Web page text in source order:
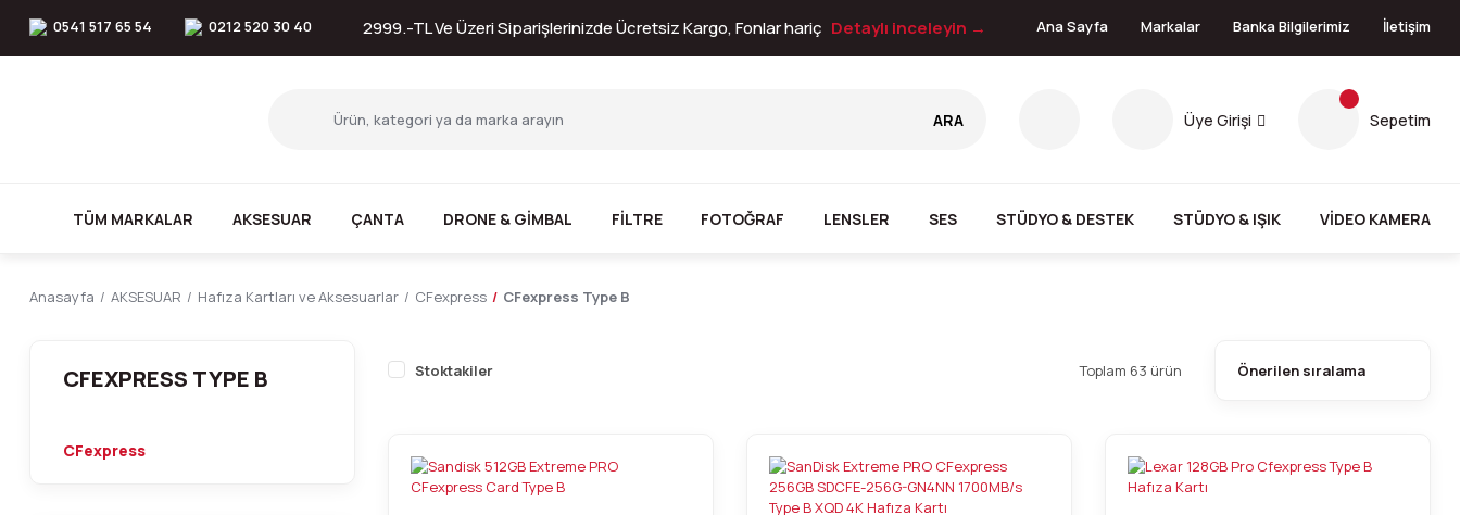
0541 517 65 54 0212 520 30 40 2999.-TL Ve Üzeri Siparişlerinizde Ücretsiz Kargo, Fonlar hariç Detaylı inceleyin → Ana Sayfa Markalar Banka Bilgilerimiz İletişim
ARA Üye Girişi Sepetim
TÜM MARKALAR AKSESUAR ÇANTA DRONE & GİMBAL FİLTRE FOTOĞRAF LENSLER SES STÜDYO & DESTEK STÜDYO & IŞIK VİDEO KAMERA
Anasayfa AKSESUAR Hafıza Kartları ve Aksesuarlar CFexpress CFexpress Type B
CFEXPRESS TYPE B
CFexpress
Stoktakiler Toplam 63 ürün